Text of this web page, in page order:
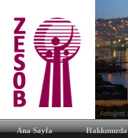
Ana Sayfa Hakkımızda